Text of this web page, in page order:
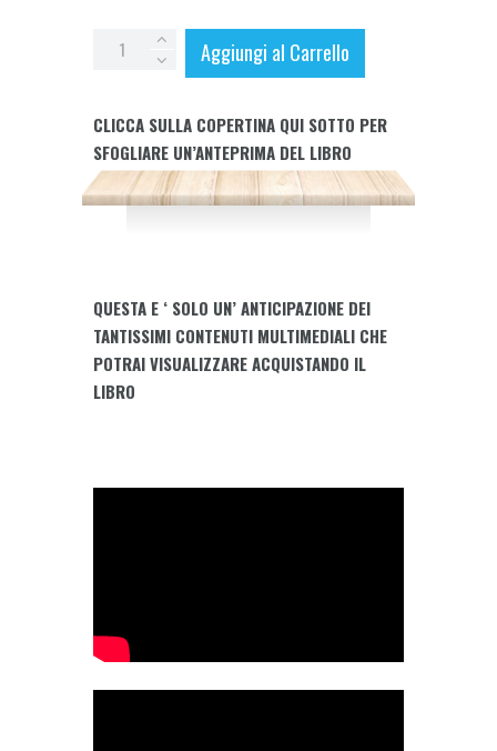
STORIE
-
Storie
di
ieri
oggi...
quantity
Aggiungi al Carrello
CLICCA SULLA COPERTINA QUI SOTTO PER
SFOGLIARE UN’ANTEPRIMA DEL LIBRO
QUESTA E ‘ SOLO UN’ ANTICIPAZIONE DEI
TANTISSIMI CONTENUTI MULTIMEDIALI CHE
POTRAI VISUALIZZARE ACQUISTANDO IL
LIBRO